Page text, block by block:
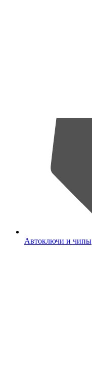
Автоключи и чипы